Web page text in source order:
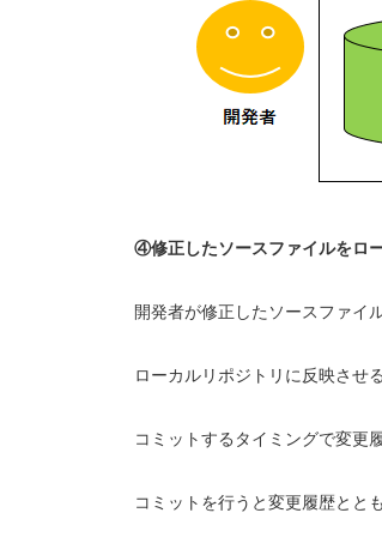
④修正したソースファイルをロ
開発者が修正したソースファイ
ローカルリポジトリに反映させ
コミットするタイミングで変更
コミットを行うと変更履歴とと